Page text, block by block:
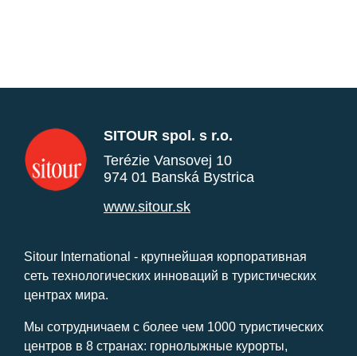
SITOUR spol. s r.o.
Terézie Vansovej 10
974 01 Banská Bystrica
www.sitour.sk
Sitour International - крупнейшая корпоративная
сеть технологических инноваций в туристических
центрах мира.
Мы сотрудничаем с более чем 1000 туристических
центров в 8 странах: горнолыжные курорты,